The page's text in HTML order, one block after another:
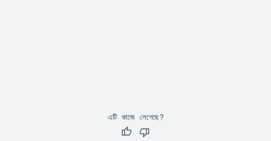
এটি কাজে লেগেছে?